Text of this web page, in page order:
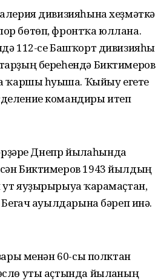
дивизияһына хеҙмәткә
бөтөп, фронтҡа юллана.
112-се Башҡорт дивизияһы
береһендә Биктимеров
ҡаршы һуғыша. Ҡыйыу егете
командиры итеп
Днепр йылғаһында
Биктимеров 1943 йылдың
яуҙырырыуға ҡарамаҫтан,
ауылдарына бәреп инә.
менән 60-сы полктан
уты аҫтында йылғаның